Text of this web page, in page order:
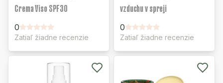
Crema Viso SPF30
0
Zatiaľ žiadne recenzie
vzduchu v spreji
0
Zatiaľ žiadne recenzie